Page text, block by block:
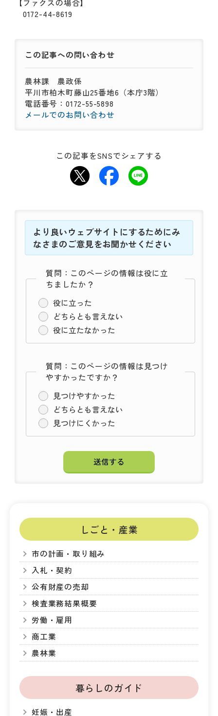
【ファクスの場合】
0172-44-8619
この記事への問い合わせ
農林課 農政係
平川市柏木町藤山25番地6（本庁3階）
電話番号：0172-55-5898
メールでのお問い合わせ
この記事をSNSでシェアする
より良いウェブサイトにするためにみ
なさまのご意見をお聞かせください
質問：このページの情報は役に立
ちましたか？
役に立った
どちらとも言えない
役に立たなかった
質問：このページの情報は見つけ
やすかったですか？
見つけやすかった
どちらとも言えない
見つけにくかった
しごと・産業
市の計画・取り組み
入札・契約
公有財産の売却
検査業務結果概要
労働・雇用
商工業
農林業
暮らしのガイド
妊娠・出産